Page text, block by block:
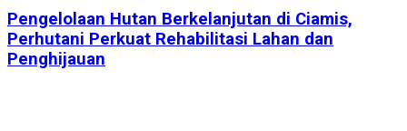
Pengelolaan Hutan Berkelanjutan di Ciamis,
Perhutani Perkuat Rehabilitasi Lahan dan
Penghijauan